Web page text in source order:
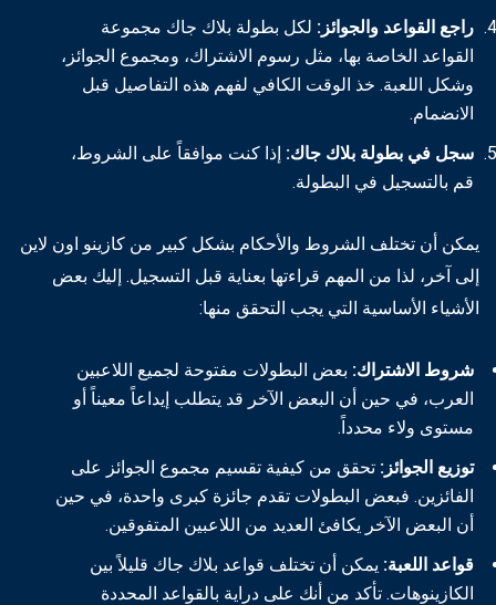
راجع القواعد والجوائز: لكل بطولة بلاك جاك مجموعة
القواعد الخاصة بها، مثل رسوم الاشتراك، ومجموع الجوائز،
وشكل اللعبة. خذ الوقت الكافي لفهم هذه التفاصيل قبل
الانضمام.
سجل في بطولة بلاك جاك: إذا كنت موافقاً على الشروط،
قم بالتسجيل في البطولة.
يمكن أن تختلف الشروط والأحكام بشكل كبير من كازينو اون لاين
إلى آخر، لذا من المهم قراءتها بعناية قبل التسجيل. إليك بعض
الأشياء الأساسية التي يجب التحقق منها:
شروط الاشتراك: بعض البطولات مفتوحة لجميع اللاعبين
العرب، في حين أن البعض الآخر قد يتطلب إيداعاً معيناً أو
مستوى ولاء محدداً.
توزيع الجوائز: تحقق من كيفية تقسيم مجموع الجوائز على
الفائزين. فبعض البطولات تقدم جائزة كبرى واحدة، في حين
أن البعض الآخر يكافئ العديد من اللاعبين المتفوقين.
قواعد اللعبة: يمكن أن تختلف قواعد بلاك جاك قليلاً بين
الكازينوهات. تأكد من أنك على دراية بالقواعد المحددة